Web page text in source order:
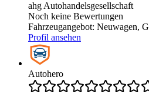
ahg Autohandelsgesellschaft
Noch keine Bewertungen
Fahrzeugangebot: Neuwagen,
Profil ansehen
Autohero